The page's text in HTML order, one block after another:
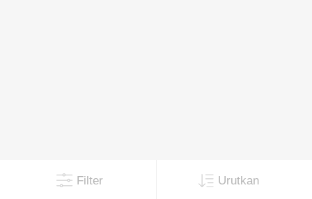
Filter Urutkan